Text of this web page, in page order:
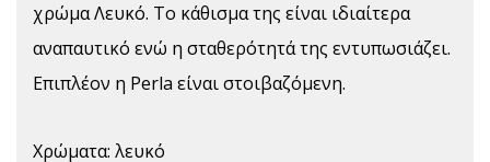
χρώμα Λευκό. Το κάθισμα της είναι ιδιαίτερα
αναπαυτικό ενώ η σταθερότητά της εντυπωσιάζει.
Επιπλέον η Perla είναι στοιβαζόμενη.
Χρώματα: λευκό